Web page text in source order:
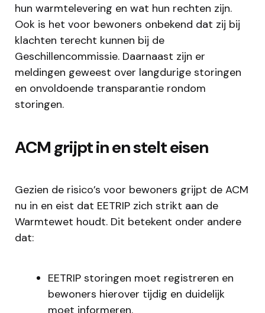
hun warmtelevering en wat hun rechten zijn.
Ook is het voor bewoners onbekend dat zij bij
klachten terecht kunnen bij de
Geschillencommissie. Daarnaast zijn er
meldingen geweest over langdurige storingen
en onvoldoende transparantie rondom
storingen.
ACM grijpt in en stelt eisen
Gezien de risico’s voor bewoners grijpt de ACM
nu in en eist dat EETRIP zich strikt aan de
Warmtewet houdt. Dit betekent onder andere
dat:
EETRIP storingen moet registreren en
bewoners hierover tijdig en duidelijk
moet informeren.